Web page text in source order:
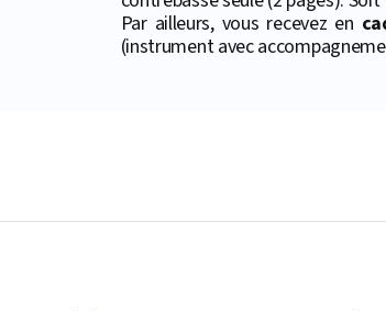
Par ailleurs, vous recevez en
(instrument avec